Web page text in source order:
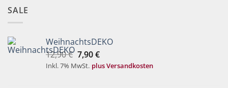
SALE
WeihnachtsDEKO
12,90€ Ursprünglicher
Preis
7,90€Aktueller
Preis
Inkl. 7% MwSt. plus Versandkosten